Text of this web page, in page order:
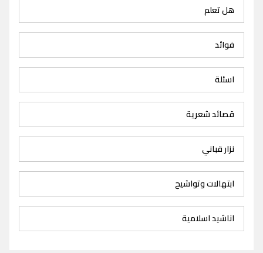
هل تعلم
فوائد
اسئلة
قصائد شعرية
نزار قباني
ابتهالات وتواشيح
اناشيد اسلامية